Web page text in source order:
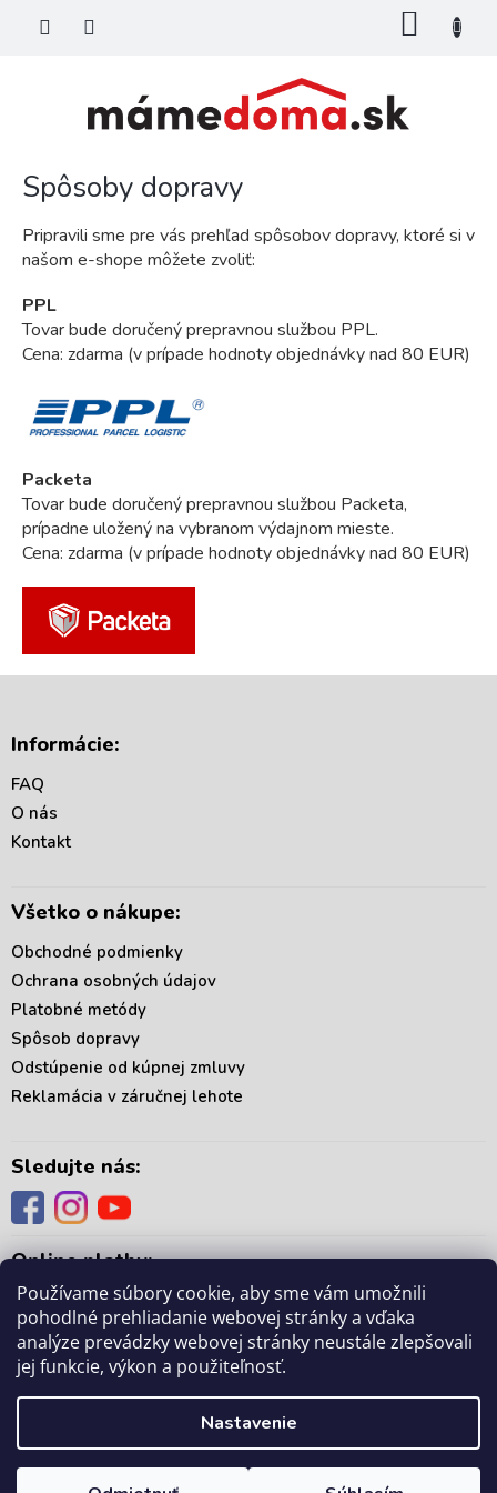
Používame súbory cookie, aby sme vám umožnili
pohodlné prehliadanie webovej stránky a vďaka
analýze prevádzky webovej stránky neustále zlepšovali
jej funkcie, výkon a použiteľnosť.
Nastavenie
Spôsoby dopravy
Pripravili sme pre vás prehľad spôsobov dopravy, ktoré si v
našom e-shope môžete zvoliť:
PPL
Tovar bude doručený prepravnou službou PPL.
Cena: zdarma (v prípade hodnoty objednávky nad 80 EUR)
Packeta
Tovar bude doručený prepravnou službou Packeta,
prípadne uložený na vybranom výdajnom mieste.
Cena: zdarma (v prípade hodnoty objednávky nad 80 EUR)
Informácie:
FAQ
O nás
Kontakt
Všetko o nákupe:
Obchodné podmienky
Ochrana osobných údajov
Platobné metódy
Spôsob dopravy
Odstúpenie od kúpnej zmluvy
Reklamácia v záručnej lehote
Sledujte nás:
Online platby:
mámedoma.sk . Všetky práva vyhradené.
cookies